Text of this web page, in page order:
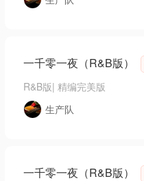
一千零一夜（R&B版）
R&B版| 精编完美版
生产队
一千零一夜（R&B版）